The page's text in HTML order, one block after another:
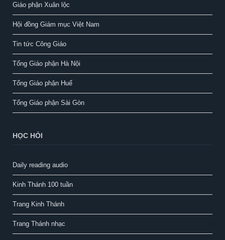
Giáo phận Xuân lộc
Hội đồng Giám mục Việt Nam
Tin tức Công Giáo
Tổng Giáo phận Hà Nội
Tổng Giáo phận Huế
Tổng Giáo phận Sài Gòn
HỌC HỎI
Daily reading audio
Kinh Thánh 100 tuần
Trang Kinh Thánh
Trang Thánh nhạc